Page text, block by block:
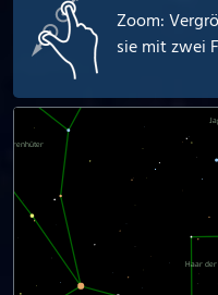
Zoom:
sie mit zwei